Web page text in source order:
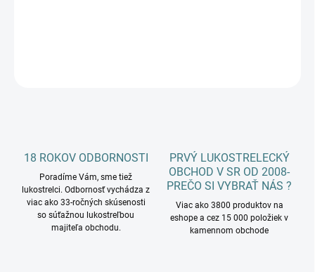
18 ROKOV ODBORNOSTI
Poradíme Vám, sme tiež
lukostrelci. Odbornosť vychádza z
viac ako 33-ročných skúsenosti
so súťažnou lukostreľbou
majiteľa obchodu.
PRVÝ LUKOSTRELECKÝ
OBCHOD V SR OD 2008-
PREČO SI VYBRAŤ NÁS ?
Viac ako 3800 produktov na
eshope a cez 15 000 položiek v
kamennom obchode